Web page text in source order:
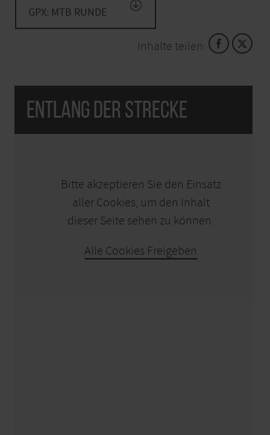
GPX: MTB RUNDE
Inhalte teilen:
Entlang der Strecke
Bitte akzeptieren Sie den Einsatz
aller Cookies, um den Inhalt
dieser Seite sehen zu können.
Alle Cookies Freigeben